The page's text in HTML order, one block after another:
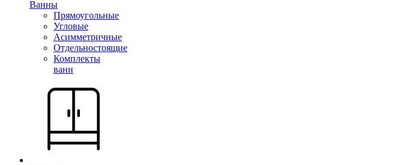
Ванны
Прямоугольные
Угловые
Асимметричные
Отдельностоящие
Комплекты
ванн